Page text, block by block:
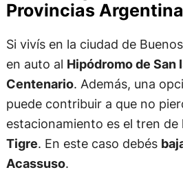
Provincias
Si vivís en la ciudad de
en auto al Hipódromo de San
Centenario. Además, una
puede contribuir a que no
estacionamiento es el tren de
Tigre. En este caso debés
Acassuso.